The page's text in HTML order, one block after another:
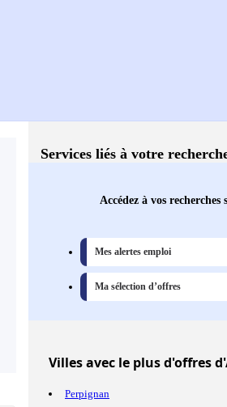
Services liés à votre
Accédez à vos
Mes alertes emploi
Ma sélection d’offres
Villesavec le plus d'offres
Perpignan